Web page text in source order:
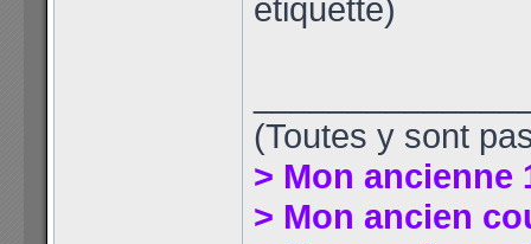
étiquette)
(Toutes y sont
> Mon ancienne
> Mon ancien